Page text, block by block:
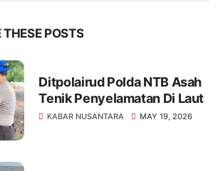
POSTS
Ditpolairud Polda NTB Asah
Tenik Penyelamatan Di Laut
KABAR NUSANTARA MAY 19, 2026